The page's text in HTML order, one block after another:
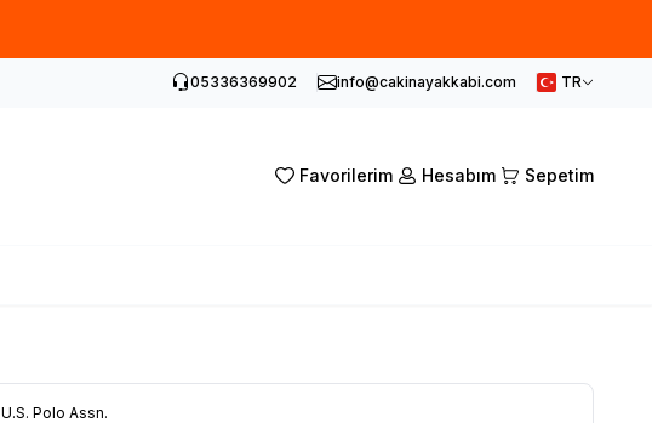
05336369902 info@cakinayakkabi.com TR
Favorilerim Hesabım Sepetim
U.S. Polo Assn.